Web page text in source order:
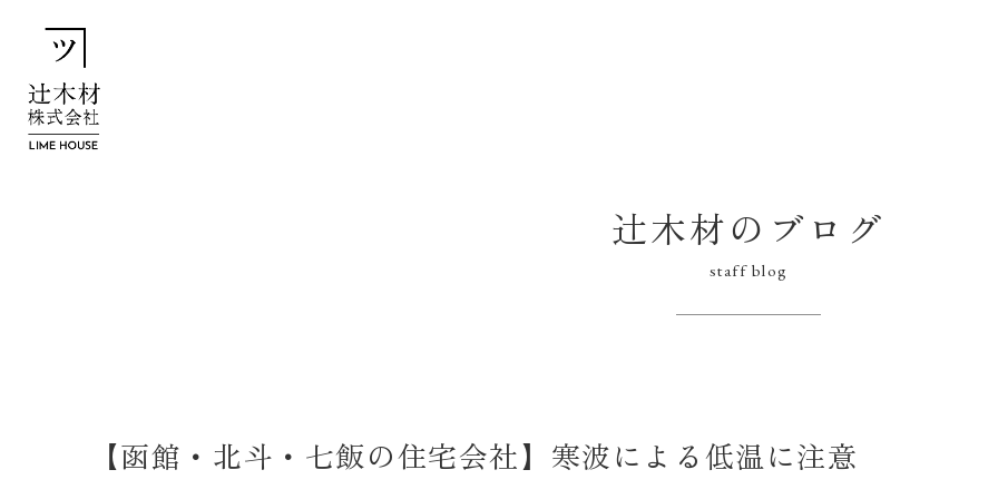
辻木材のブログ
staff blog
【函館・北斗・七飯の住宅会社】寒波による低温に注意